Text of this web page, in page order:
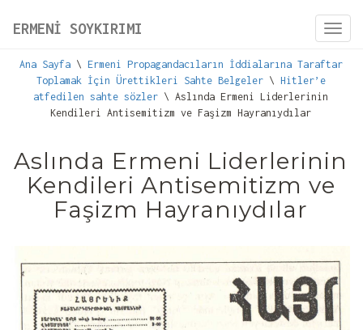
ERMENİ SOYKIRIMI
Ana Sayfa\ Ermeni Propagandacıların İddialarına Taraftar
Toplamak İçin Ürettikleri Sahte Belgeler\ Hitler’e
atfedilen sahte sözler \ Aslında Ermeni Liderlerinin
Kendileri Antisemitizm ve Faşizm Hayranıydılar
Aslında Ermeni Liderlerinin
Kendileri Antisemitizm ve
Faşizm Hayranıydılar